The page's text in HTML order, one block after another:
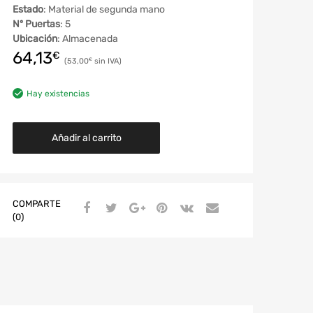
Estado: Material de segunda mano
Nº Puertas: 5
Ubicación: Almacenada
64,13€ 53,00€
Hay existencias
Añadir al carrito
COMPARTE
(0)